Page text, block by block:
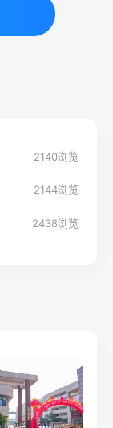
2140浏览
2144浏览
2438浏览